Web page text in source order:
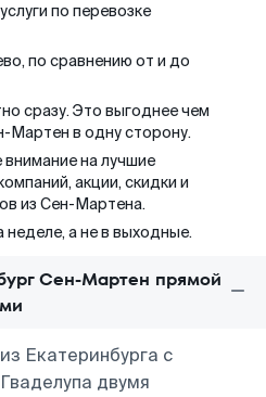
по перевозке
по сравнению от и до
сразу. Это выгоднее чем
Мартен в одну сторону.
на лучшие
акции, скидки и
из Сен-Мартена.
неделе, а не в выходные.
Сен-Мартен прямой
Екатеринбурга с
двумя